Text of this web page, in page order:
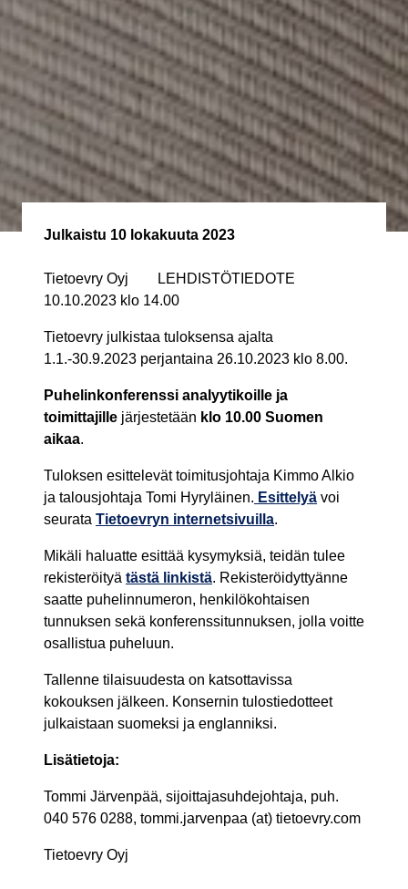
Julkaistu 10 lokakuuta 2023
Tietoevry Oyj LEHDISTÖTIEDOTE
10.10.2023 klo 14.00
Tietoevry julkistaa tuloksensa ajalta
1.1.-30.9.2023 perjantaina 26.10.2023 klo 8.00.
Puhelinkonferenssi analyytikoille ja
toimittajille järjestetään klo 10.00 Suomen
aikaa.
Tuloksen esittelevät toimitusjohtaja Kimmo Alkio
ja talousjohtaja Tomi Hyryläinen. Esittelyä voi
seurata Tietoevryn internetsivuilla.
Mikäli haluatte esittää kysymyksiä, teidän tulee
rekisteröityä tästä linkistä. Rekisteröidyttyänne
saatte puhelinnumeron, henkilökohtaisen
tunnuksen sekä konferenssitunnuksen, jolla voitte
osallistua puheluun.
Tallenne tilaisuudesta on katsottavissa
kokouksen jälkeen. Konsernin tulostiedotteet
julkaistaan suomeksi ja englanniksi.
Lisätietoja:
Tommi Järvenpää, sijoittajasuhdejohtaja, puh.
040 576 0288, tommi.jarvenpaa (at) tietoevry.com
Tietoevry Oyj